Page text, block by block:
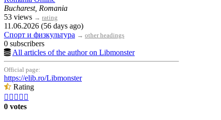
Bucharest, Romania
53 views → rating
11.06.2026 (56 days ago)
Спорт и физкультура → other headings
0 subscribers
All articles of the author on Libmonster
Official page:
https://elib.ro/Libmonster
Rating
    
0 votes